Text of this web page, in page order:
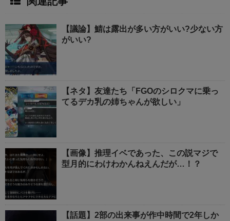
【議論】鯖は露出が多い方がいい?少ない方
がいい?
【ネタ】友達たち「FGOのシロクマに乗っ
てるデカ乳の姉ちゃんが欲しい」
【画像】推理イベであった、この説マジで
型月的にわけわかんねえんだが…！？
【話題】2部の出来事が作中時間で2年しか